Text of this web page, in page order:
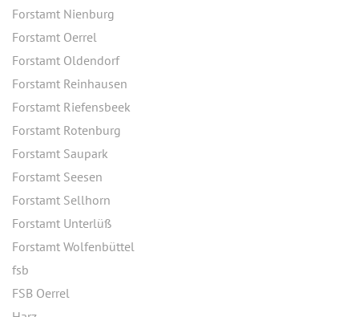
Forstamt Nienburg
Forstamt Oerrel
Forstamt Oldendorf
Forstamt Reinhausen
Forstamt Riefensbeek
Forstamt Rotenburg
Forstamt Saupark
Forstamt Seesen
Forstamt Sellhorn
Forstamt Unterlüß
Forstamt Wolfenbüttel
fsb
FSB Oerrel